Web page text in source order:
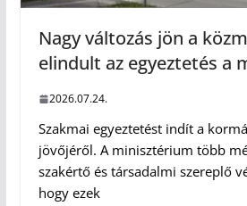
Nagy változás jön a
elindult az egyeztetés a
2026.07.24.
Szakmai egyeztetést indít a
jövőjéről. A minisztérium több
szakértő és társadalmi szereplő
hogy ezek